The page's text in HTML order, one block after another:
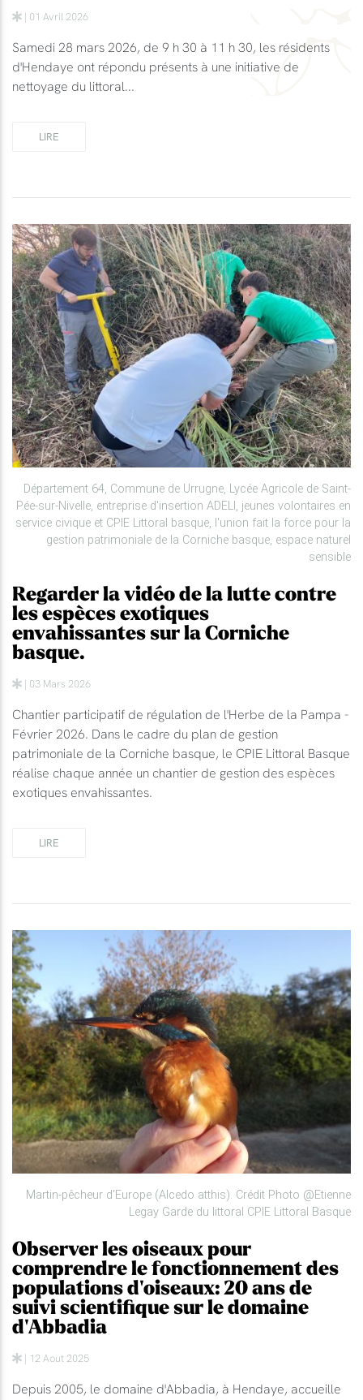
| 01 Avril 2026
Samedi 28 mars 2026, de 9 h 30 à 11 h 30, les résidents
d'Hendaye ont répondu présents à une initiative de
nettoyage du littoral...
LIRE
Département 64, Commune de Urrugne, Lycée Agricole de Saint-
Pée-sur-Nivelle, entreprise d'insertion ADELI, jeunes volontaires en
service civique et CPIE Littoral basque, l'union fait la force pour la
gestion patrimoniale de la Corniche basque, espace naturel
sensible
Regarder la vidéo de la lutte contre
les espèces exotiques
envahissantes sur la Corniche
basque.
| 03 Mars 2026
Chantier participatif de régulation de l'Herbe de la Pampa -
Février 2026. Dans le cadre du plan de gestion
patrimoniale de la Corniche basque, le CPIE Littoral Basque
réalise chaque année un chantier de gestion des espèces
exotiques envahissantes.
LIRE
Martin-pêcheur d'Europe (Alcedo atthis). Crédit Photo @Etienne
Legay Garde du littoral CPIE Littoral Basque
Observer les oiseaux pour
comprendre le fonctionnement des
populations d'oiseaux: 20 ans de
suivi scientifique sur le domaine
d'Abbadia
| 12 Aout 2025
Depuis 2005, le domaine d'Abbadia, à Hendaye, accueille